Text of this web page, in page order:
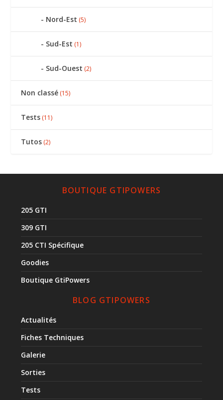
Nord-Est (5)
Sud-Est (1)
Sud-Ouest (2)
Non classé (15)
Tests (11)
Tutos (2)
BOUTIQUE GTIPOWERS
205 GTI
309 GTI
205 CTI Spécifique
Goodies
Boutique GtiPowers
BLOG GTIPOWERS
Actualités
Fiches Techniques
Galerie
Sorties
Tests